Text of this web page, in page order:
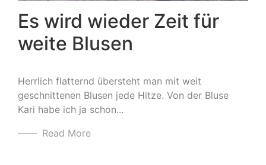
Es wird wieder Zeit für
weite Blusen
Herrlich flatternd übersteht man mit weit
geschnittenen Blusen jede Hitze. Von der Bluse
Kari habe ich ja schon...
Read More